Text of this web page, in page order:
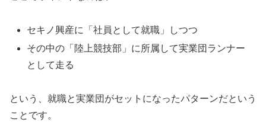
セキノ興産に「社員として就職」しつつ
その中の「陸上競技部」に所属して実業団ランナー
として走る
という、就職と実業団がセットになったパターンだという
ことです。